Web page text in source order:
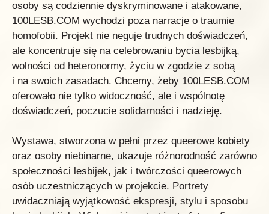
osoby są codziennie dyskryminowane i atakowane,
100LESB.COM wychodzi poza narracje o traumie
homofobii. Projekt nie neguje trudnych doświadczeń,
ale koncentruje się na celebrowaniu bycia lesbijką,
wolności od heteronormy, życiu w zgodzie z sobą
i na swoich zasadach. Chcemy, żeby 100LESB.COM
oferowało nie tylko widoczność, ale i wspólnotę
doświadczeń, poczucie solidarności i nadzieję.
Wystawa, stworzona w pełni przez queerowe kobiety
oraz osoby niebinarne, ukazuje różnorodność zarówno
społeczności lesbijek, jak i twórczości queerowych
osób uczestniczących w projekcie. Portrety
uwidaczniają wyjątkowość ekspresji, stylu i sposobu